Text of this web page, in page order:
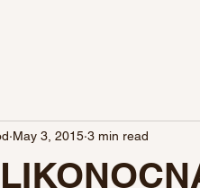
May 3, 2015 3 min read